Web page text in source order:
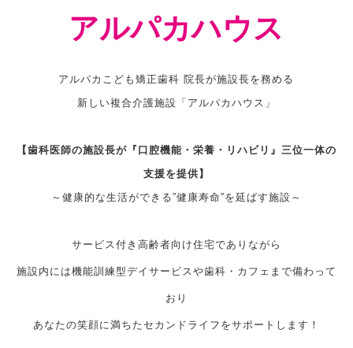
アルパカハウス
アルパカこども矯正歯科 院長が施設長を務める
新しい複合介護施設「アルパカハウス」
【歯科医師の施設長が『口腔機能・栄養・リハビリ』三位一体の
支援を提供】
～健康的な生活ができる”健康寿命”を延ばす施設～
サービス付き高齢者向け住宅でありながら
施設内には機能訓練型デイサービスや歯科・カフェまで備わって
おり
あなたの笑顔に満ちたセカンドライフをサポートします！